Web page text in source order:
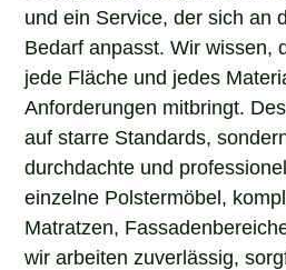
und ein Service, der sich an
Bedarf anpasst. Wir wissen,
jede Fläche und jedes
Anforderungen mitbringt.
auf starre Standards,
durchdachte und
einzelne Polstermöbel,
Matratzen,
wir arbeiten zuverlässig,